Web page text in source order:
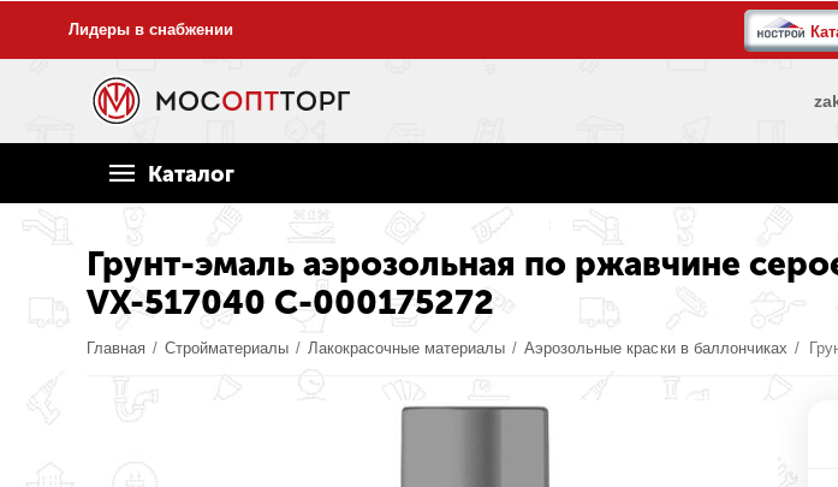
Лидеры в снабжении
Каталог
Грунт-эмаль аэрозольная по ржавчине
VX-517040 С-000175272
Главная / Стройматериалы / Лакокрасочные материалы / Аэрозольные краски в баллончиках /